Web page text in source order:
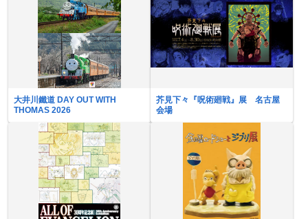
大井川鐵道 DAY OUT WITH
THOMAS 2026
芥見下々『呪術廻戦』展 名古屋
会場